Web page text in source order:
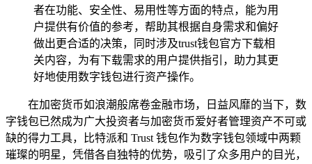
者在功能、安全性、易用性等方面的特点，能为用
户提供有价值的参考，帮助其根据自身需求和偏好
做出更合适的决策，同时涉及trust钱包官方下载相
关内容，为有下载需求的用户提供指引，助力其更
好地使用数字钱包进行资产操作。
在加密货币如浪潮般席卷金融市场，日益风靡的当下，数
字钱包已然成为广大投资者与加密货币爱好者管理资产不可或
缺的得力工具，比特派和 Trust 钱包作为数字钱包领域中两颗
璀璨的明星，凭借各自独特的优势，吸引了众多用户的目光，